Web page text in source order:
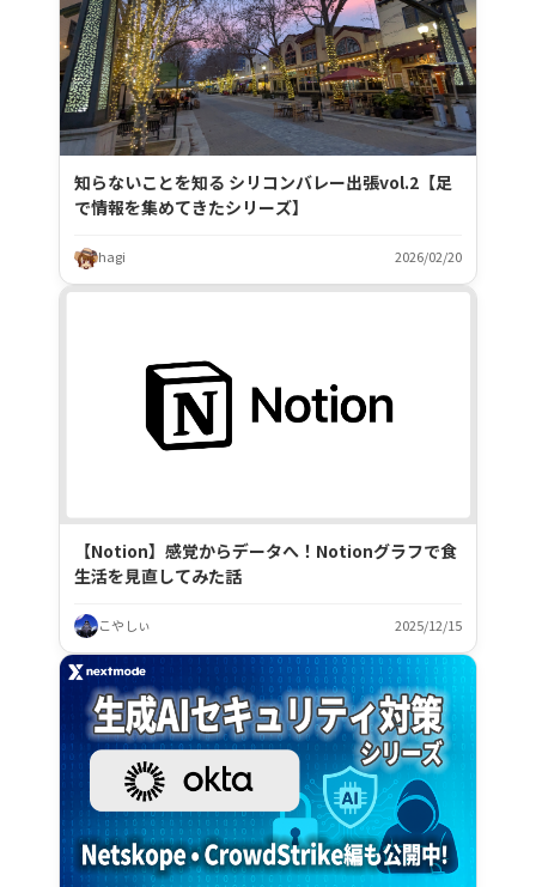
知らないことを知る シリコンバレー出張vol.2【足
で情報を集めてきたシリーズ】
hagi 2026/02/20
【Notion】感覚からデータへ！Notionグラフで食
生活を見直してみた話
こやしぃ 2025/12/15